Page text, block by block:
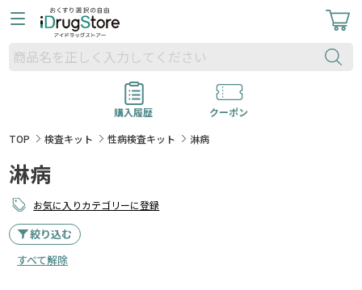
購入履歴
クーポン
TOP
検査キット 性病検査キット 淋病
淋病
お気に入りカテゴリーに登録
絞り込む
すべて解除